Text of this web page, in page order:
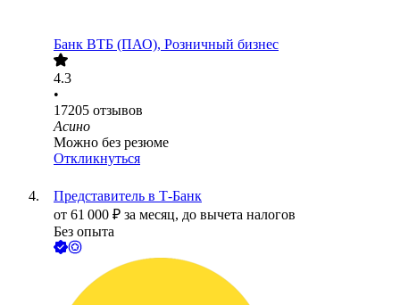
Банк ВТБ (ПАО), Розничный бизнес
4.3
•
17205 отзывов
Асино
Можно без резюме
Откликнуться
Представитель в Т-Банк
от 61 000 ₽ за месяц, до вычета налогов
Без опыта